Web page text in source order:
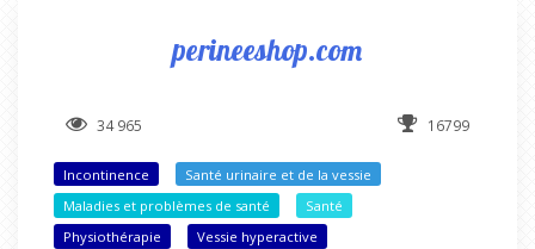
perineeshop.com
34 965 16799
Incontinence
Santé urinaire et de la vessie
Maladies et problèmes de santé
Santé
Physiothérapie
Vessie hyperactive